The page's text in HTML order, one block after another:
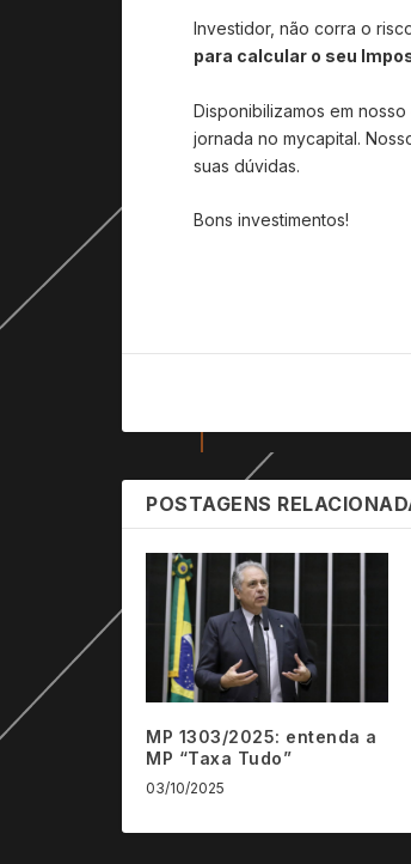
Investidor, não corra o
para calcular o seu
Disponibilizamos em nosso
jornada no mycapital.
suas dúvidas.
Bons investimentos!
POSTAGENS
MP 1303/2025: entenda a
MP “Taxa Tudo”
03/10/2025